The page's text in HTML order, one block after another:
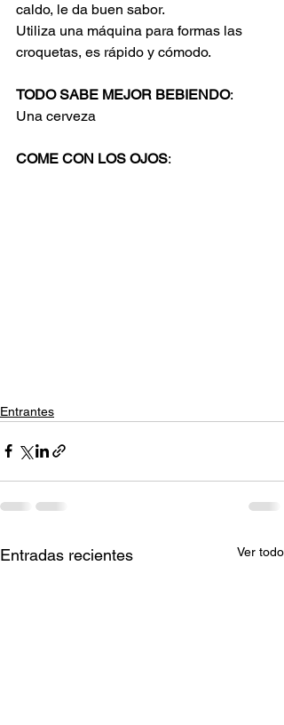
caldo, le da buen sabor.
Utiliza una máquina para formas las
croquetas, es rápido y cómodo.
TODO SABE MEJOR BEBIENDO:
Una cerveza
COME CON LOS OJOS:
Entrantes
Entradas recientes Ver todo